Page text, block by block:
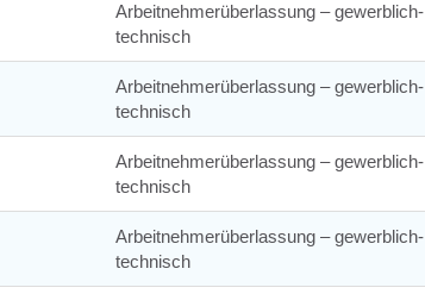
Arbeitnehmerüberlassung – gewerblich-
technisch
Arbeitnehmerüberlassung – gewerblich-
technisch
Arbeitnehmerüberlassung – gewerblich-
technisch
Arbeitnehmerüberlassung – gewerblich-
technisch